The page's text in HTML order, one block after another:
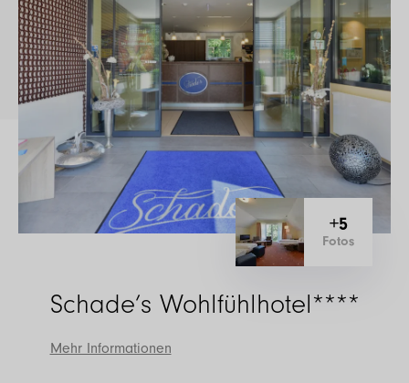
Schade’s Wohlfühlhotel****
Mehr Informationen
+5
Fotos